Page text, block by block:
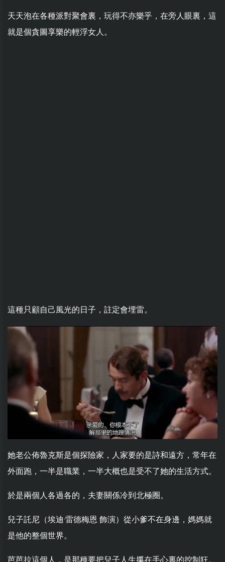
天天泡在各種派對聚會裏，玩得不亦樂乎，在旁人眼裏，這
就是個貪圖享樂的輕浮女人。
這種只顧自己風光的日子，註定會埋雷。
她老公佈魯克斯是個探險家，人家要的是詩和遠方，常年在
外面跑，一半是職業，一半大概也是受不了她的生活方式。
於是兩個人各過各的，夫妻關係冷到北極圈。
兒子託尼（埃迪·雷德梅恩 飾演）從小爹不在身邊，媽媽就
是他的整個世界。
芭芭拉這個人，是那種要把兒子人生攥在手心裏的控制狂。